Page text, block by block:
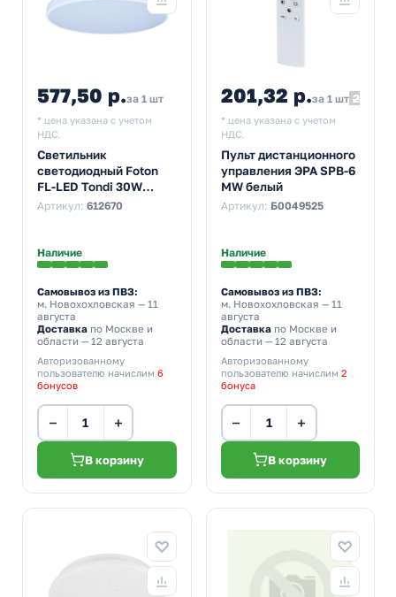
577,50 р.за 1 шт
* цена указана с учетом
НДС.
Светильник
светодиодный Foton
FL-LED Tondi 30W
4000K круглый IP20
Артикул: 612670
Наличие
Самовывоз из ПВЗ:
м. Новохохловская — 11
августа
Доставка по Москве и
области — 12 августа
Авторизованному
пользователю начислим 6
бонусов
− +
В корзину
201,32 р.за 1 шт 223,69
* цена указана с учетом
НДС.
Пульт дистанционного
управления ЭРА SPB-6
MW белый
Артикул: Б0049525
Наличие
Самовывоз из ПВЗ:
м. Новохохловская — 11
августа
Доставкапо Москве и
области — 12 августа
Авторизованному
пользователю начислим 2
бонуса
− +
В корзину